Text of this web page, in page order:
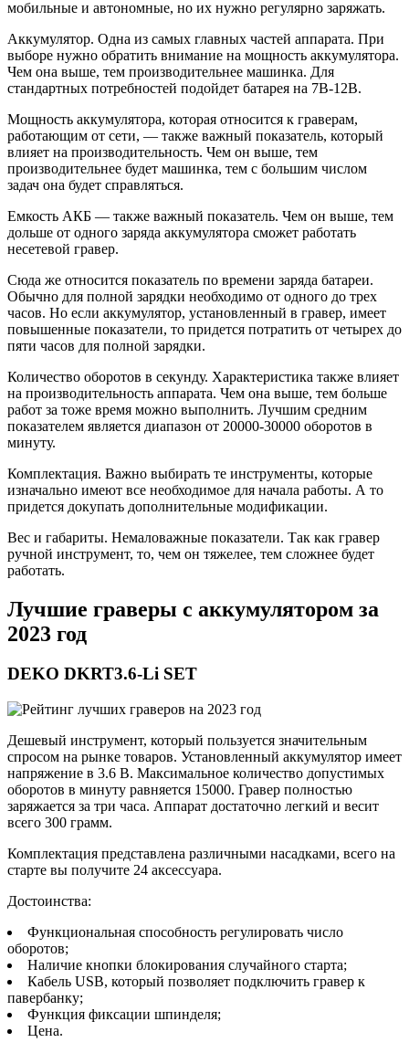
мобильные и автономные, но их нужно регулярно заряжать.
Аккумулятор. Одна из самых главных частей аппарата. При
выборе нужно обратить внимание на мощность аккумулятора.
Чем она выше, тем производительнее машинка. Для
стандартных потребностей подойдет батарея на 7В-12В.
Мощность аккумулятора, которая относится к граверам,
работающим от сети, — также важный показатель, который
влияет на производительность. Чем он выше, тем
производительнее будет машинка, тем с большим числом
задач она будет справляться.
Емкость АКБ — также важный показатель. Чем он выше, тем
дольше от одного заряда аккумулятора сможет работать
несетевой гравер.
Сюда же относится показатель по времени заряда батареи.
Обычно для полной зарядки необходимо от одного до трех
часов. Но если аккумулятор, установленный в гравер, имеет
повышенные показатели, то придется потратить от четырех до
пяти часов для полной зарядки.
Количество оборотов в секунду. Характеристика также влияет
на производительность аппарата. Чем она выше, тем больше
работ за тоже время можно выполнить. Лучшим средним
показателем является диапазон от 20000-30000 оборотов в
минуту.
Комплектация. Важно выбирать те инструменты, которые
изначально имеют все необходимое для начала работы. А то
придется докупать дополнительные модификации.
Вес и габариты. Немаловажные показатели. Так как гравер
ручной инструмент, то, чем он тяжелее, тем сложнее будет
работать.
Лучшие граверы с аккумулятором за
2023 год
DEKO DKRT3.6-Li SET
Дешевый инструмент, который пользуется значительным
спросом на рынке товаров. Установленный аккумулятор имеет
напряжение в 3.6 В. Максимальное количество допустимых
оборотов в минуту равняется 15000. Гравер полностью
заряжается за три часа. Аппарат достаточно легкий и весит
всего 300 грамм.
Комплектация представлена различными насадками, всего на
старте вы получите 24 аксессуара.
Достоинства:
Функциональная способность регулировать число
оборотов;
Наличие кнопки блокирования случайного старта;
Кабель USB, который позволяет подключить гравер к
павербанку;
Функция фиксации шпинделя;
Цена.